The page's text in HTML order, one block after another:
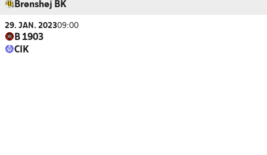
Brønshøj BK
29. JAN. 202309:00
B 1903
CIK